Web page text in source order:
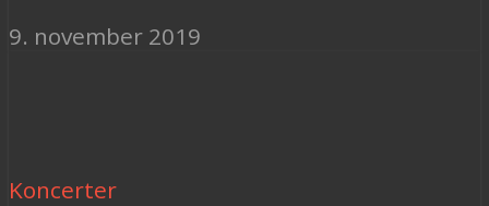
9. november 2019
Koncerter